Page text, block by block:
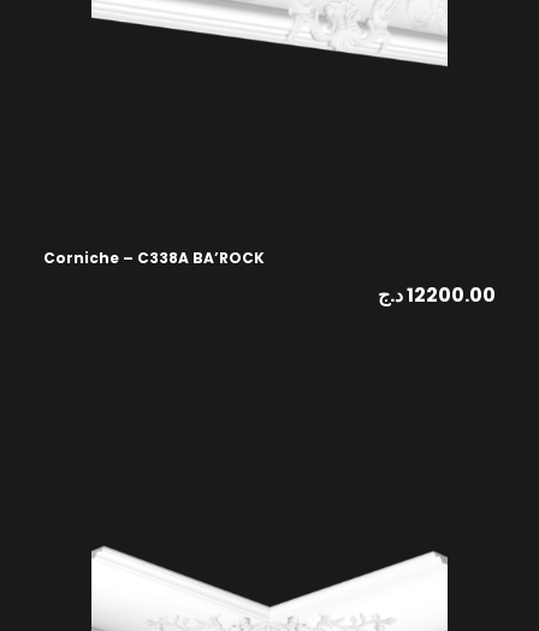
Corniche – C338A BA’ROCK
12200.00د.ج